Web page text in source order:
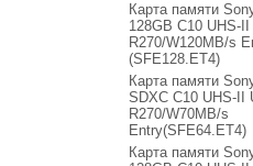
Карта памяти
128GB C10 UHS-
R270/W120MB/s
(SFE128.ET4)
Карта памяти
SDXC C10 UHS-II
R270/W70MB/s
Entry(SFE64.ET4)
Карта памяти